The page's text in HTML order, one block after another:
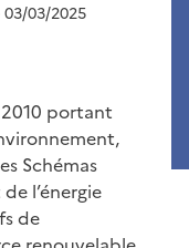
03/2025
2010 portant
Schémas
l’énergie
de